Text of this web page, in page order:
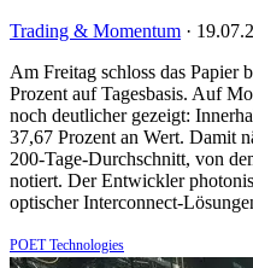
Trading & Momentum ·
Am Freitag schloss das Papier
Prozent auf Tagesbasis. Auf
noch deutlicher gezeigt:
37,67 Prozent an Wert. Damit
200-Tage-Durchschnitt, von
notiert. Der Entwickler
optischer Interconnect-
POET Technologies